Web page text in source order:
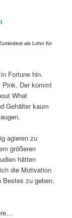
als Lohn für
Fortune hin.
Pink. Der kommt
What
Gehälter kaum
agieren zu
größeren
hätten
die Motivation
Bestes zu geben,